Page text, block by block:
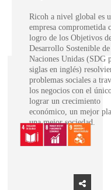
Ricoh a nivel global es
empresa comprometida
logro de los Objetivos
Desarrollo Sostenible de
Naciones Unidas (SDG
siglas en inglés)
problemas sociales a
los negocios con el
lograr un crecimiento
económico, un mejor
una mejor sociedad.